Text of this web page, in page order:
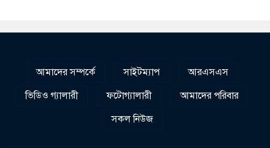
আমাদের সম্পর্কে সাইটম্যাপ
আরএসএস
ভিডিও গ্যালারী
ফটোগ্যালারী
আমাদের পরিবার
সকল নিউজ